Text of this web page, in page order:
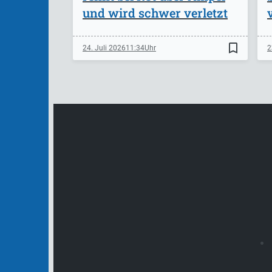
und wird schwer verletzt
24. Juli 202611:34 bookmark_border